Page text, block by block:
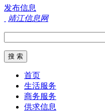
发布信息
靖江信息网
首页
生活服务
商务服务
供求信息